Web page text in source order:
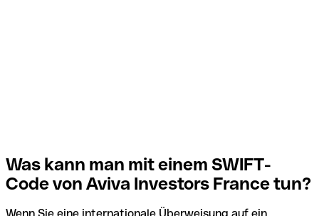
Was kann man mit einem SWIFT-
Code von Aviva Investors France tun?